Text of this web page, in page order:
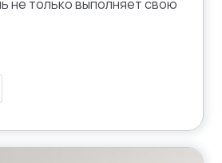
не только выполняет свою